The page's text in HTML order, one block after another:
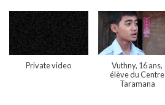
Private video
Vuthny, 16 ans,
élève du Centre
Taramana